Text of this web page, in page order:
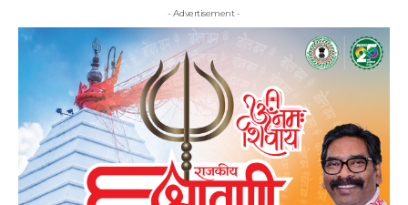
- Advertisement -